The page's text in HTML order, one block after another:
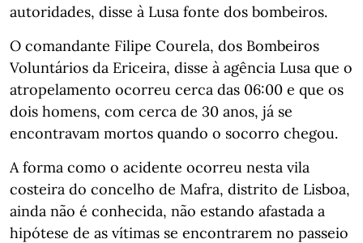
autoridades, disse à Lusa fonte dos bombeiros.
O comandante Filipe Courela, dos Bombeiros
Voluntários da Ericeira, disse à agência Lusa que o
atropelamento ocorreu cerca das 06:00 e que os
dois homens, com cerca de 30 anos, já se
encontravam mortos quando o socorro chegou.
A forma como o acidente ocorreu nesta vila
costeira do concelho de Mafra, distrito de Lisboa,
ainda não é conhecida, não estando afastada a
hipótese de as vítimas se encontrarem no passeio